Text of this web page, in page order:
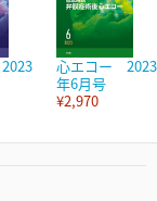
心エコー 2023
年6月号
¥2,970